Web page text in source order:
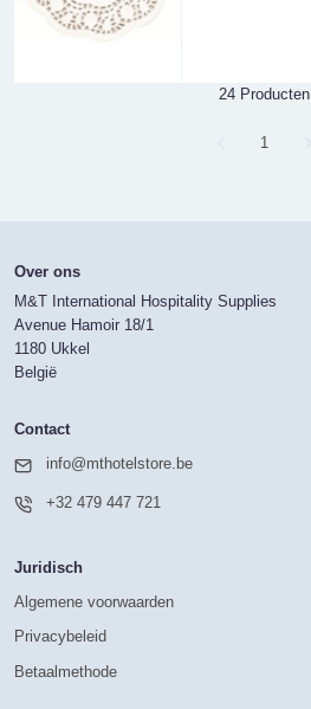
24 Producten
Page
1
Over ons
M&T International Hospitality Supplies
Avenue Hamoir 18/1
1180 Ukkel
België
Contact
info@mthotelstore.be
+32 479 447 721
Juridisch
Algemene voorwaarden
Privacybeleid
Betaalmethode